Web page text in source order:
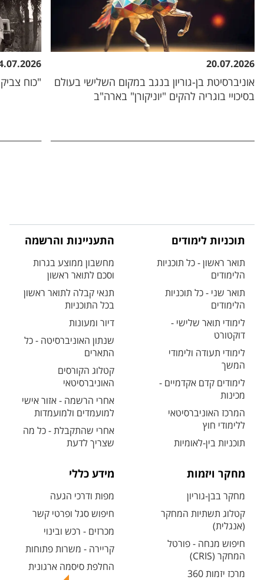
20.07.2026
אוניברסיטת בן-גוריון בנגב במקום השלישי בעולם
בסיכויי בוגריה להקים "יוניקורן" בארה"ב
"כוח
תוכניות לימודים
תואר ראשון - כל תוכניות
הלימודים
תואר שני - כל תוכניות
הלימודים
לימודי תואר שלישי -
דוקטורט
לימודי תעודה ולימודי
המשך
לימודים קדם אקדמיים -
מכינות
המרכז האוניברסיטאי
ללימודי חוץ
תוכניות בין-לאומיות
התעניינות והרשמה
מחשבון ממוצע בגרות
וסכם לתואר ראשון
תנאי קבלה לתואר ראשון
בכל התוכניות
דיור ומעונות
שנתון האוניברסיטה - כל
התארים
קטלוג הקורסים
האוניברסיטאי
אחרי הרשמה - אזור אישי
למועמדים ולמועמדות
אחרי שהתקבלת - כל מה
שצריך לדעת
מחקר ויזמות
מחקר בבן-גוריון
קטלוג תשתיות המחקר
(אנגלית)
חיפוש מנחה - פורטל
המחקר (CRIS)
מרכז יזמות 360
מידע כללי
מפות ודרכי הגעה
חיפוש סגל ופרטי קשר
מכרזים - רכש ובינוי
קריירה - משרות פתוחות
החלפת סיסמה ארגונית